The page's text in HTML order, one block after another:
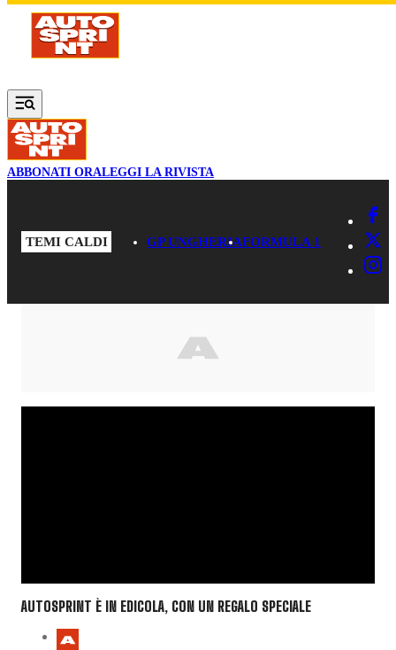
Vai al contenuto principale
ABBONATI ORALEGGI LA RIVISTA
TEMI CALDI GP UNGHERIAFORMULA 1
AUTOSPRINT È IN EDICOLA, CON UN REGALO SPECIALE